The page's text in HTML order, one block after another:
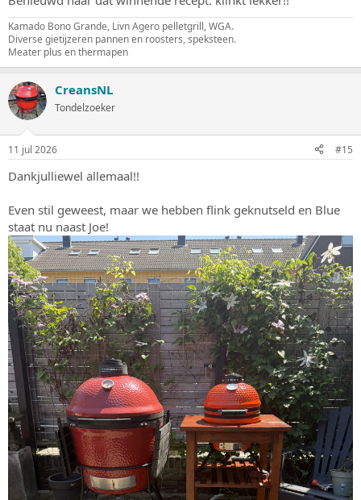
Kamado Bono Grande, Livn Agero pelletgrill, WGA.
Diverse gietijzeren pannen en roosters, speksteen.
Meater plus en thermapen
CreansNL
Tondelzoeker
11 jul 2026 #15
Dankjulliewel allemaal!!
Even stil geweest, maar we hebben flink geknutseld en Blue
staat nu naast Joe!